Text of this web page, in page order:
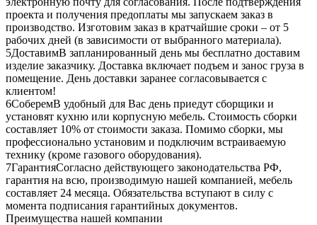
проекта и получения предоплаты мы запускаем заказ в
производство. Изготовим заказ в кратчайшие сроки – от 5
рабочих дней (в зависимости от выбранного материала).
5ДоставимВ запланированный день мы бесплатно доставим
изделие заказчику. Доставка включает подъем и занос груза в
помещение. День доставки заранее согласовывается с
клиентом!
6СоберемВ удобный для Вас день приедут сборщики и
установят кухню или корпусную мебель. Стоимость сборки
составляет 10% от стоимости заказа. Помимо сборки, мы
профессионально установим и подключим встраиваемую
технику (кроме газового оборудования).
7ГарантияСогласно действующего законодательства РФ,
гарантия на всю, производимую нашей компанией, мебель
составляет 24 месяца. Обязательства вступают в силу с
момента подписания гарантийных документов.
Преимущества нашей компании